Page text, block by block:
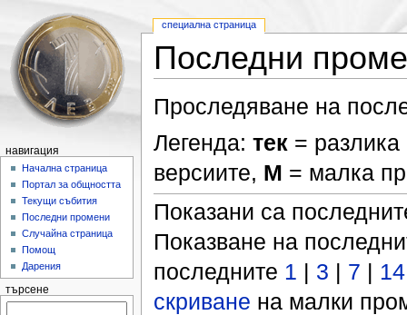
Последни
Проследяване на
Легенда: тек= разлика
версиите, М = малка
Показани са
Показване на
последните 1 | 3 | 7 | 14
скриване на малки
специална страница
навигация
Начална страница
Портал за общността
Текущи събития
Последни промени
Случайна страница
Помощ
Дарения
търсене